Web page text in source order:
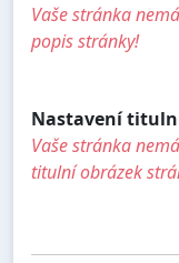
Vaše stránka
popis stránky!
Nastavení
Vaše stránka
titulní obrázek